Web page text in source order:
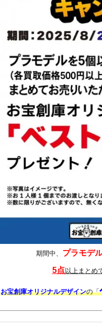
期間中、 プラモデ
5点以上まとめ
お宝創庫オリジナルデザインの「